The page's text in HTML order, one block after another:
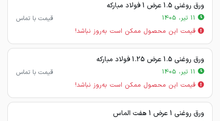
ورق روغنی 1.5 عرض 1 فولاد مبارکه
قیمت با تماس
قیمت این محصول ممکن است به‌روز نباشد!
ورق روغنی 1.5 عرض 1.25 فولاد مبارکه
قیمت با تماس
قیمت این محصول ممکن است به‌روز نباشد!
ورق روغنی 1 عرض 1 هفت الماس